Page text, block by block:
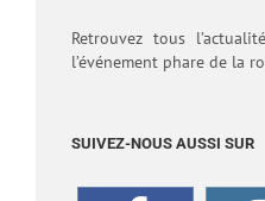
Retrouvez tous
l’événement phare de la
SUIVEZ-NOUS AUSSI SUR